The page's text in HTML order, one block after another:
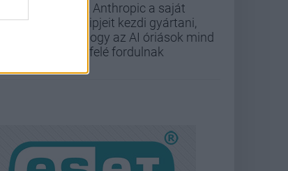
Az Anthropic a saját
chipjeit kezdi gyártani,
ahogy az AI óriások mind
befelé fordulnak